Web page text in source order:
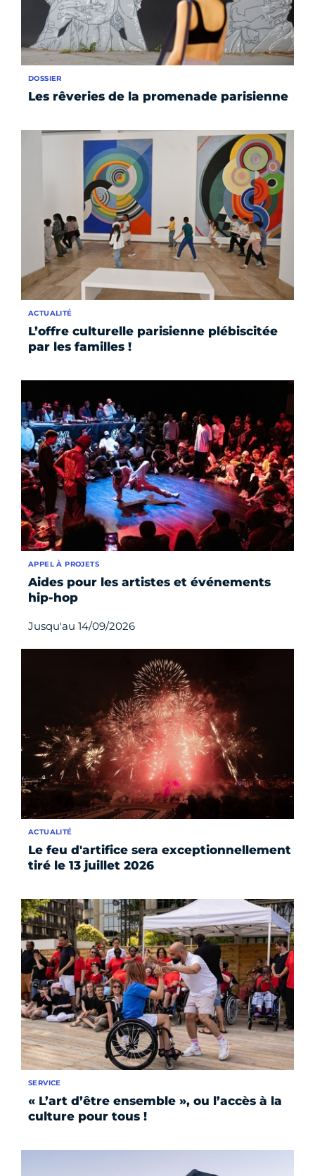
Les rêveries de la promenade parisienne
DOSSIER
L’offre culturelle parisienne plébiscitée
par les familles !
ACTUALITÉ
Aides pour les artistes et événements
hip-hop
APPEL À PROJETS
Jusqu'au 14/09/2026
Le feu d'artifice sera exceptionnellement
tiré le 13 juillet 2026
ACTUALITÉ
« L’art d’être ensemble », ou l’accès à la
culture pour tous !
SERVICE